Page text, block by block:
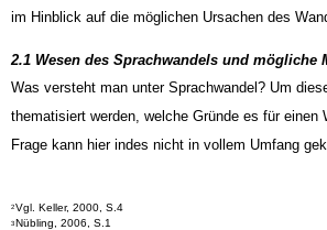
im Hinblick auf die möglichen Ursachen des
2.1 Wesen des Sprachwandels und mögliche
Was versteht man unter Sprachwandel? Um
thematisiert werden, welche Gründe es für
Frage kann hier indes nicht in vollem Umfang
2 Vgl. Keller, 2000, S.4
3 Nübling, 2006, S.1